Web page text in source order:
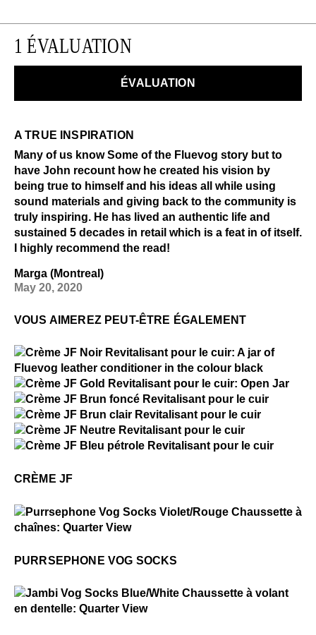
1 ÉVALUATION
ÉVALUATION
A TRUE INSPIRATION
Many of us know Some of the Fluevog story but to
have John recount how he created his vision by
being true to himself and his ideas all while using
sound materials and giving back to the community is
truly inspiring. He has lived an authentic life and
sustained 5 decades in retail which is a feat in of itself.
I highly recommend the read!
Marga (Montreal)
May 20, 2020
VOUS AIMEREZ PEUT-ÊTRE ÉGALEMENT
Crème JF
Crème JF
Crème JF
Crème JF
Crème JF
CRÈME JF
PURRSEPHONE VOG SOCKS